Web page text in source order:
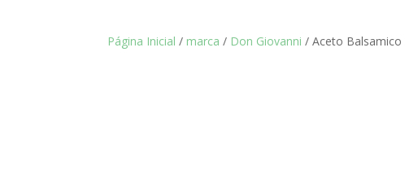
Página Inicial / marca / Don Giovanni / Aceto Balsamico